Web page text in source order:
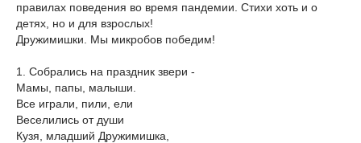
правилах поведения во время пандемии. Стихи хоть и о
детях, но и для взрослых!
Дружимишки. Мы микробов победим!
1. Собрались на праздник звери -
Мамы, папы, малыши.
Все играли, пили, ели
Веселились от души
Кузя, младший Дружимишка,